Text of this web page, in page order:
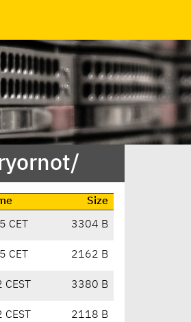
Size
CET 3304 B
CET 2162 B
3380 B
2118 B